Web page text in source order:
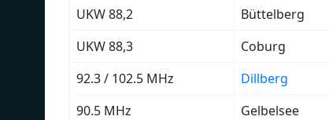
UKW 88,2
Büttelberg
UKW 88,3
Coburg
92.3 / 102.5 MHz
Dillberg
90.5 MHz
Gelbelsee